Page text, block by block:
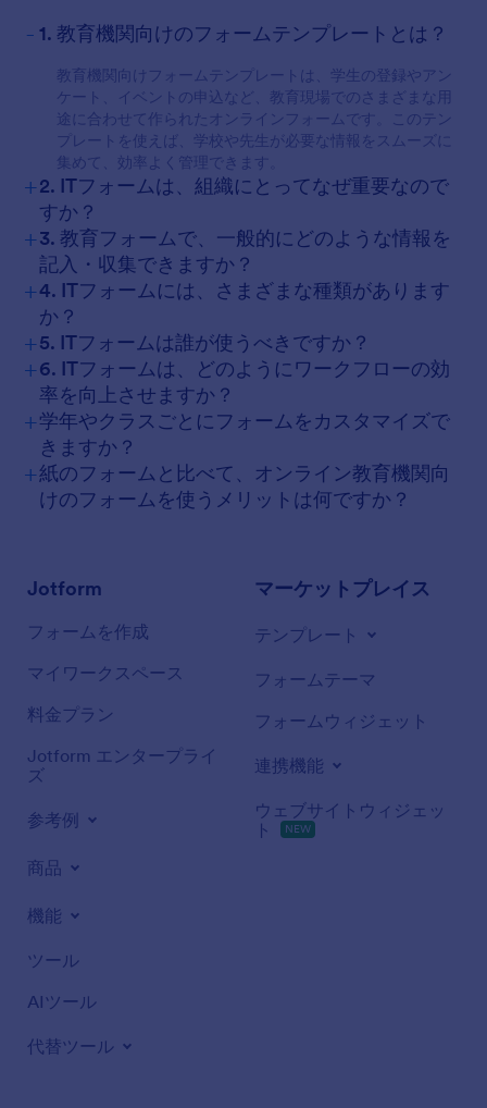
- 1. 教育機関向けのフォームテンプレートとは？
教育機関向けフォームテンプレートは、学生の登録やアン
ケート、イベントの申込など、教育現場でのさまざまな用
途に合わせて作られたオンラインフォームです。このテン
プレートを使えば、学校や先生が必要な情報をスムーズに
集めて、効率よく管理できます。
+2. ITフォームは、組織にとってなぜ重要なので
すか？
+3. 教育フォームで、一般的にどのような情報を
記入・収集できますか？
+4. ITフォームには、さまざまな種類があります
か？
+5. ITフォームは誰が使うべきですか？
+6. ITフォームは、どのようにワークフローの効
率を向上させますか？
+学年やクラスごとにフォームをカスタマイズで
きますか？
+紙のフォームと比べて、オンライン教育機関向
けのフォームを使うメリットは何ですか？
Jotform
フォームを作成
マイワークスペース
料金プラン
Jotform エンタープライ
ズ
参考例
商品
機能
ツール
AIツール
代替ツール
マーケットプレイス
テンプレート
フォームテーマ
フォームウィジェット
連携機能
ウェブサイトウィジェッ
ト
NEW